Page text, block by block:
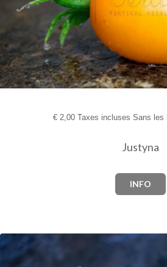
€2,00 Taxes incluses Sans les
Justyna
INFO